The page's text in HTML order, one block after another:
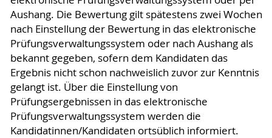
Aushang. Die Bewertung gilt spätestens zwei Wochen
nach Einstellung der Bewertung in das elektronische
Prüfungsverwaltungssystem oder nach Aushang als
bekannt gegeben, sofern dem Kandidaten das
Ergebnis nicht schon nachweislich zuvor zur Kenntnis
gelangt ist. Über die Einstellung von
Prüfungsergebnissen in das elektronische
Prüfungsverwaltungssystem werden die
Kandidatinnen/Kandidaten ortsüblich informiert.